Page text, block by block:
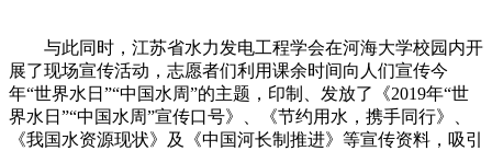
与此同时，江苏省水力发电工程学会在河海大学校园内开
展了现场宣传活动，志愿者们利用课余时间向人们宣传今
年“世界水日”“中国水周”的主题，印制、发放了《2019年“世
界水日”“中国水周”宣传口号》、《节约用水，携手同行》、
《我国水资源现状》及《中国河长制推进》等宣传资料，吸引